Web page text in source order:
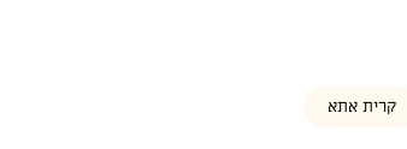
קרית אתא